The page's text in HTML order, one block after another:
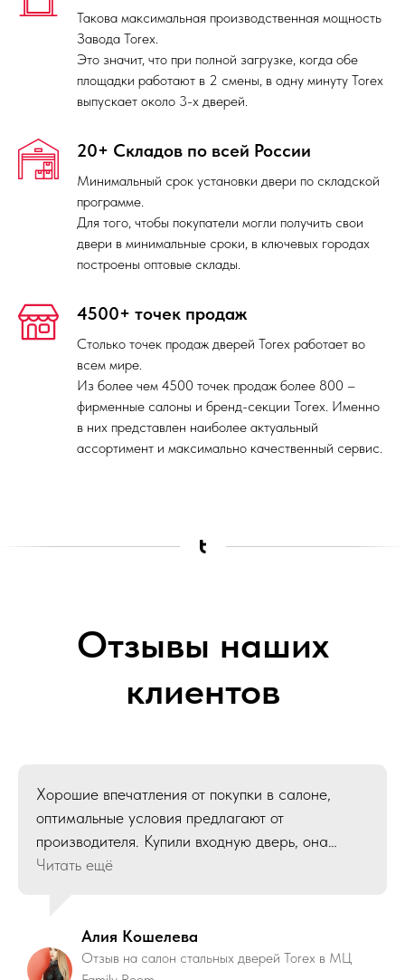
Такова максимальная производственная мощность
Завода Torex.
Это значит, что при полной загрузке, когда обе
площадки работают в 2 смены, в одну минуту Torex
выпускает около 3-х дверей.
20+ Складов по всей России
Минимальный срок установки двери по складской
программе.
Для того, чтобы покупатели могли получить свои
двери в минимальные сроки, в ключевых городах
построены оптовые склады.
4500+ точек продаж
Столько точек продаж дверей Torex работает во
всем мире.
Из более чем 4500 точек продаж более 800 –
фирменные салоны и бренд-секции Torex. Именно
в них представлен наиболее актуальный
ассортимент и максимально качественный сервис.
Отзывы наших
клиентов
Хорошие впечатления от покупки в салоне,
оптимальные условия предлагают от
производителя. Купили входную дверь, она
тяжелая, когда закрываешь есть ощущение
оправдали ожидания
Читать ещё
Алия Кошелева
Отзыв на салон стальных дверей Torex в МЦ